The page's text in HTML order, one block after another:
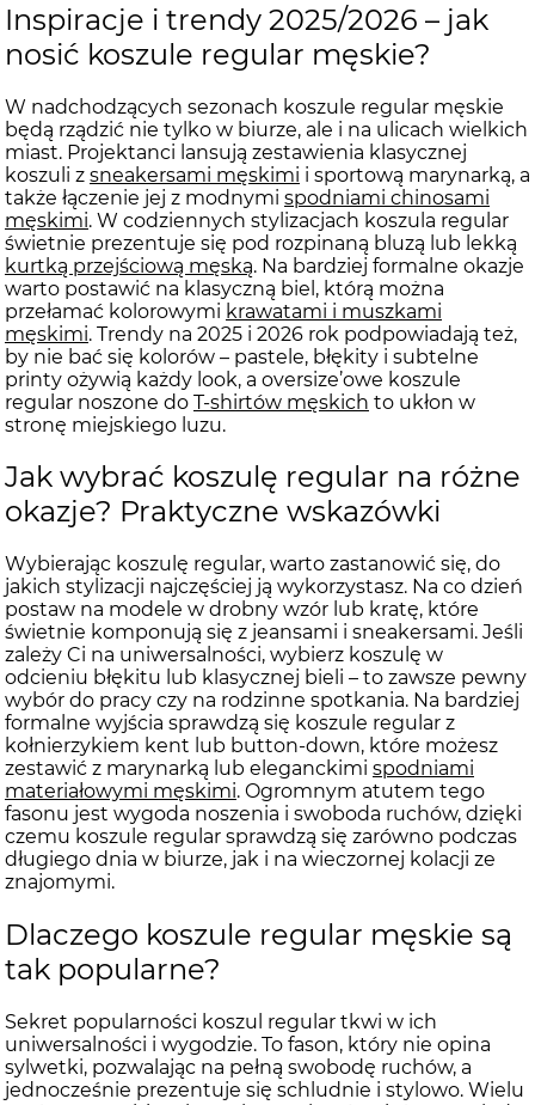
Inspiracje i trendy 2025/2026 – jak
nosić koszule regular męskie?
W nadchodzących sezonach koszule regular męskie
będą rządzić nie tylko w biurze, ale i na ulicach wielkich
miast. Projektanci lansują zestawienia klasycznej
koszuli z sneakersami męskimi i sportową marynarką, a
także łączenie jej z modnymi spodniami chinosami
męskimi. W codziennych stylizacjach koszula regular
świetnie prezentuje się pod rozpinaną bluzą lub lekką
kurtką przejściową męską. Na bardziej formalne okazje
warto postawić na klasyczną biel, którą można
przełamać kolorowymi krawatami i muszkami
męskimi. Trendy na 2025 i 2026 rok podpowiadają też,
by nie bać się kolorów – pastele, błękity i subtelne
printy ożywią każdy look, a oversize’owe koszule
regular noszone do T-shirtów męskich to ukłon w
stronę miejskiego luzu.
Jak wybrać koszulę regular na różne
okazje? Praktyczne wskazówki
Wybierając koszulę regular, warto zastanowić się, do
jakich stylizacji najczęściej ją wykorzystasz. Na co dzień
postaw na modele w drobny wzór lub kratę, które
świetnie komponują się z jeansami i sneakersami. Jeśli
zależy Ci na uniwersalności, wybierz koszulę w
odcieniu błękitu lub klasycznej bieli – to zawsze pewny
wybór do pracy czy na rodzinne spotkania. Na bardziej
formalne wyjścia sprawdzą się koszule regular z
kołnierzykiem kent lub button-down, które możesz
zestawić z marynarką lub eleganckimi spodniami
materiałowymi męskimi. Ogromnym atutem tego
fasonu jest wygoda noszenia i swoboda ruchów, dzięki
czemu koszule regular sprawdzą się zarówno podczas
długiego dnia w biurze, jak i na wieczornej kolacji ze
znajomymi.
Dlaczego koszule regular męskie są
tak popularne?
Sekret popularności koszul regular tkwi w ich
uniwersalności i wygodzie. To fason, który nie opina
sylwetki, pozwalając na pełną swobodę ruchów, a
jednocześnie prezentuje się schludnie i stylowo. Wielu